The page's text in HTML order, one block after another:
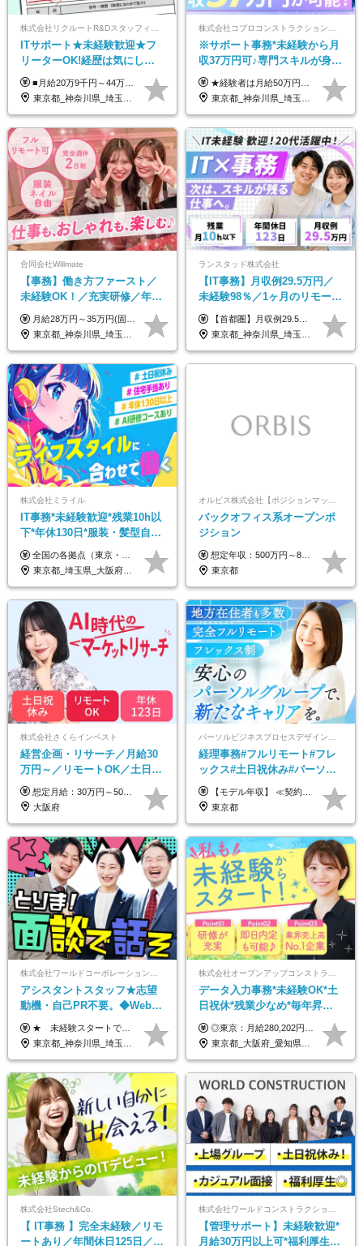
ITサポート★未経験歓迎★フ
リーターOK!経歴は気にしな
くて大丈夫★超大手リクルー
トグループの正社員/sg
■月給20万9千円～44万円 ※経験・能力・前給を考慮の上、決定いたします ※時間外手当100％支給 ※派遣就業先が変更となる場合には、就業規則、労使協定等に基づき賃金が変更となる可能性があります 「とにかく私生活重視」「残業があっても稼ぎたい」といった希望も配属の際に考慮します。 ＜手当＞ ■職務担当手当 ■通勤手当（上限月3万円） ■残業手当（全額支給） ■住宅手当（5割を会社負担／就業規則に定めるところによる） ■扶養手当 ■別居手当 ■資格試験受講料補助（資格ごとに社内規定により決定） ■資格取得奨励金 （資格により2万円～20万円の祝金支給） ◎一例 ・基本情報技術者（5万円） ・プロジェクトマネージャー試験（10万円） ・応用情報技術者試験（10万円） ・ITストラテジスト試験（10万円） ・エンベデッドシステムスペシャリスト試験（10万円） ・ディジタル技術検定（情報1級：10万円、制御1級：10万円、情報2級、制御2級：5万円 ・TOEIC（R）テスト（600～729点：5万円、 730～799点：10万円、800点以上：15万円） など
東京都_神奈川県_埼玉県_千葉県_大阪府_愛知県_青森県_岩手県_宮城県_秋田県_山形県_福島県_茨城県_栃木県_群馬県_山梨県_長野県_福井県_静岡県_岐阜県_三重県_兵庫県_京都府_滋賀県_奈良県_広島県_岡山県_山口県_香川県_福岡県_熊本県_佐賀県_長崎県_大分県_宮崎県_鹿児島県
※サポート事務*未経験から月
収37万円可♪専門スキルが身に
付く！Web面接＆リモート研
修も充実♪/a
★経験者は月給50万円～90万円 【首都圏】 月給30万1230円〜 ⇒基本22万7000円+地域6万4230円+皆勤1万円 【群馬/栃木/茨城】 月給28万1090円〜 ⇒基本23万4000円+地域3万7090円+皆勤1万円 【大阪/京都/兵庫】 月給30万130円〜 ⇒基本23万5000円+地域5万5130円+皆勤1万円 【静岡/愛知/岐阜/三重】 月給28万5840円〜 ⇒基本23万円+地域4万5840円+皆勤1万円 【北海道】 月給25万2960円〜 ⇒基本22万4000円+地域1万8960円+皆勤1万円 【福岡/佐賀/長崎/大分/熊本】 月給25万800円〜 ⇒基本21万8000円+地域2万2800円+皆勤1万円 【宮城/山形/福島】 月給25万580円〜 ⇒基本21万8000円+地域2万2580円+皆勤1万円 【広島/岡山/山口】 月給27万1090円〜 ⇒基本23万4000円+地域2万7090円+皆勤1万円 ※残業代は1分単位で全額支給（みなし残業制度なし） ※上記給与は最低支給額です。経験・能力に応じて決定致します ※試用期間1ヶ月、最大6ヶ月まで延長する可能性あり(条件変更なし) ※今期より新賃金体系へ移行しました。詳細は面接時にご説明します
東京都_神奈川県_埼玉県_大阪府_愛知県_北海道_宮城県_広島県_福岡県
合同会社Willmate
【事務】働き方ファースト／
未経験OK！／充実研修／年休
127日～／残業なし／平均20代
／リモートOK
月給28万円～35万円(固定残業代含む)+インセンティブ＋各種手当 ※経験・能力等を考慮の上、決定します。 ※残業はほとんどありませんが、発生した場合は時間外手当を100％支給します。 【固定残業代について】 なし（残業代は、実際の労働時間に応じて別途全額支給）
東京都_神奈川県_埼玉県_千葉県_大阪府_愛知県_北海道_青森県_岩手県_宮城県_秋田県_山形県_福島県_茨城県_栃木県_群馬県_新潟県_山梨県_長野県_富山県_石川県_福井県_静岡県_岐阜県_三重県_兵庫県_京都府_滋賀県_奈良県_和歌山県_広島県_岡山県_鳥取県_島根県_山口県_徳島県_香川県_愛媛県_高知県_福岡県_熊本県_佐賀県_長崎県_大分県_宮崎県_鹿児島県_沖縄県_海外
ランスタッド株式会社
【IT事務】月収例29.5万円／
未経験98％／1ヶ月のリモート
研修／既卒・第二新卒歓迎／
年間休日123日/OW
【首都圏】月収例29.5万円（月給26万円＋諸手当） 【東海・関西】月収例28.5万円（月給25万円＋諸手当） 【九州】月収例26万円（月給23万円＋諸手当） ※経験・スキル・前職給与を踏まえ、総合的に判断して決定します。 例：首都圏 月収例31万円（月給27万円＋諸手当） ◆各種手当 ・通勤手当（上限4万円まで） ・残業代手当（1分単位で全額支給） ※固定残業代制は採用しておりません ・資格取得支援 ◆昇給：年1回 ◆補足 ・研修中1ヶ月間は、時給1670円となります。 ・試用期間6ヶ月あり。その間の待遇に変更はありません。 ※詳細は面接時にご案内します。
東京都_神奈川県_埼玉県_千葉県_大阪府_愛知県_兵庫県_京都府_福岡県
株式会社ミライル
IT事務*未経験歓迎*残業10h以
下*年休130日*服装・髪型自由
*AI研修あり*住宅手当あり*転
勤なし
全国の各拠点（東京・埼玉・新潟・福岡・大阪）で募集中！ 給与は以下の通り、勤務地により異なります。 新潟勤務の場合 201,000円〜201,000円（試用期間変更なし）＋賞与 東京・埼玉勤務の場合 225,000円〜250,000円（試用期間 220,000円）＋賞与 福岡勤務の場合 182,000円〜220,000円（試用期間182,000円）＋賞与 大阪勤務の場合 210,000円〜210,000円（試用期間変更なし）＋賞与 初年度想定年収：280～300万円 ※残業代は全額支給します（1分単位でお支払いします） ※試用期間6ヵ月。試用期間中でも条件変わらず。 ※土日祝含めた勤務可能な方は、土日手当10,000円（毎月）を別途支給。
東京都_埼玉県_大阪府_新潟県_福岡県
オルビス株式会社【ポジションマッチ登録】
バックオフィス系オープンポ
ジション
想定年収：500万円～800万円 ※ご経験やスキルに応じて決定します。 ※上記想定年収はあくまでも目安の金額であり、 選考を通じて上下する可能性があります。
東京都
株式会社さくらインベスト
経営企画・リサーチ／月給30
万円～／リモートOK／土日祝
休み／生成AIを活用できる方
歓迎
想定月給：30万円～50万円程度＋各種手当＋賞与年2回 ※想定年収：400万円～600万円 ※経験・能力等考慮の上、規定により優遇 ※上記月給には固定残業代を含みます。固定残業代は、時間外労働の有無に関わらず月10時間分（月2.2万円（月収30万円の場合）～3.6万円（月収50万円の場合））を支給し、超過分は追加で支給します ※試用期間2ヶ月（待遇に差異なし） 【固定残業代について】 固定残業10時間分（22,000円～36,000円）を含む ※超過分は別途全額支給
大阪府
経理事務#フルリモート#フレ
ックス#土日祝休み#パーソル
グループ#年休120日以上#正社
員登用あり#服装自由
【モデル年収】 ≪契約社員≫ 年収330万円 (基本給23万 ＋ 地区手当3万円 ＋ 賞与)：都内在住 年収264万円 (基本給21万 ＋ 賞与)：静岡県在住 --------------- ●月給21万円～28万9900円＋賞与（年2回）＋各種手当 ●1年目想定給与：年収264万円～364万円 ●経験やスキルに応じて優遇します！ ※お住まいの地域により0～3万円の地区手当を支給しております ※試用期間中（3ヶ月間）の雇用形態および待遇に差異はありません ※残業代については選考時に詳細をご説明します ※通算契約期間の上限は5年となります ≪アルバイト≫ ●時給1,250円～2,300円 ●経験やスキルに応じて優遇します！ ●ご希望に応じ、扶養内での勤務も可能です！ ※試用期間中の雇用形態および待遇に差異はありません
東京都
アシスタントスタッフ★志望
動機・自己PR不要。◆Web面
談OK◆完全週休2日◆年収700
万円可/p13
★ 未経験スタートでも月収40万円以上も目指せます！ ★ ★ 試用期間6か月あり／給与・待遇に変更なし ★ ＼パターン①orパターン②で給与形態の選択が可能／ ＜パターン①＞ 月給+交通費+（残業代は全額別途支給） 【首都圏・関東・北信越】 月給30.0万円以上 【関西】 月給27.5万円以上 【中部】 月給26.5万円以上 【東北】 月給24.5万円以上 【北海道】 月給24.0万円以上 【九州・中四国】 月給25.5万円以上 ＜パターン②＞ 月給（固定残業代20H含む）+交通費+賞与年2回+残業代 （※20H場合を超過した場合は全額別途支給） 【首都圏・関東・北信越】 月給25.0万円以上 【関 西・中部】 月給24.5万円以上 【東 北・北海道・九州・中四国】 月給23.5万円以上 ※上記給与には固定残業代（月20H分）を含みます 固定残業代は残業の有無に関わらず支給し、超過分は別途全額支給いたします ①②の給与形態はご本人様と相談の上、最終的に会社が決定いたします （内定時に通知） ■給与改定年1回 ■(※)賞与年2回（昨年度支給実績2回／頑張りを評価） (※)支給条件に規定あり
東京都_神奈川県_埼玉県_千葉県_大阪府_愛知県_北海道_青森県_岩手県_宮城県_秋田県_山形県_福島県_茨城県_栃木県_群馬県_新潟県_山梨県_長野県_富山県_石川県_福井県_静岡県_岐阜県_三重県_兵庫県_京都府_滋賀県_奈良県_和歌山県_広島県_岡山県_鳥取県_島根県_山口県_徳島県_香川県_愛媛県_高知県_福岡県_佐賀県_長崎県_大分県_宮崎県_鹿児島県_沖縄県
データ入力事務*未経験OK*土
日祝休*残業少なめ*毎年昇給
あり*面接1回*月収37万円可/o
◎東京：月給280,202円～402,430円 ◎大阪：月給269,824円～392,052円 ◎名古屋：月給285,967円～408,195円 ◎その他：月給265,212円～387,440円 ※試用期間3か月／待遇は研修期間中のみ変更あり （東京：23.9万円～、大阪：月給23.4万円～、名古屋：月給24.2万円～、その他：月給23.1万円～） ※固定残業代（配属後に支給）・一律手当を含む ※固定残業代は残業がない場合も支給し、超過分は別途支給する ※年齢、経験、能力を考慮し、支給額を決定します。
東京都_大阪府_愛知県_北海道_宮城県_新潟県_石川県_静岡県_広島県_福岡県_沖縄県
株式会社Stech&Co.
【 IT事務 】完全未経験／リモ
ートあり／年間休日125日／残
株式会社ワールドコンストラクション 【東証一部】 (ワールドホールディングス・グループ)
【管理サポート】未経験歓迎*
月給30万円以上可*福利厚生が